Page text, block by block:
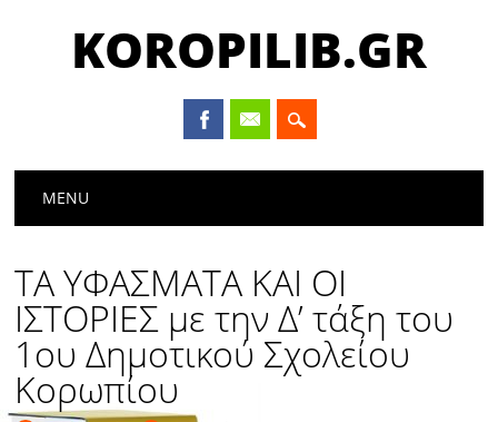
KOROPILIB.GR
Main menu
MENU
ΤΑ ΥΦΑΣΜΑΤΑ ΚΑΙ ΟΙ
ΙΣΤΟΡΙΕΣ με την Δ’ τάξη του
1ου Δημοτικού Σχολείου
Κορωπίου